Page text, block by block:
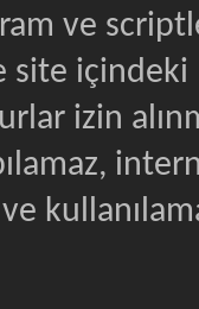
ve
içindeki
izin